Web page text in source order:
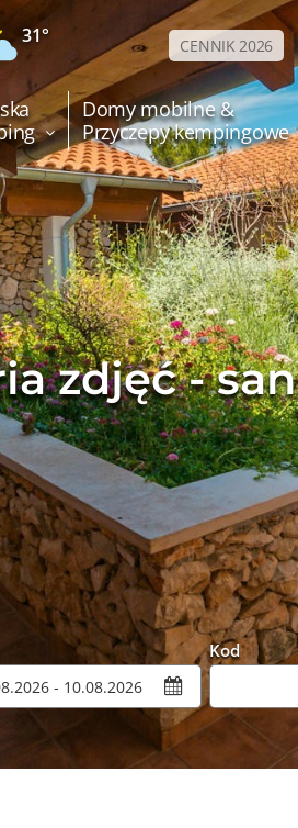
31° CENNIK 2026
Domy mobilne &
Przyczepy kempingowe
Kod
Promocyjny
zdjęć -